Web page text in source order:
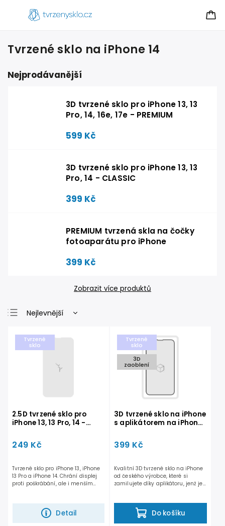
Tvrzené sklo na iPhone 14
Nejprodávanější
3D tvrzené sklo pro iPhone 13, 13
Pro, 14, 16e, 17e - PREMIUM
599 Kč
3D tvrzené sklo pro iPhone 13, 13
Pro, 14 - CLASSIC
399 Kč
PREMIUM tvrzená skla na čočky
fotoaparátu pro iPhone
399 Kč
Zobrazit více produktů
Nejlevnější
Nejprodávanější
Abecedně
Tvrzené
sklo
2.5D tvrzené sklo pro
iPhone 13, 13 Pro, 14 -
249 Kč
Detail
Tvrzené sklo pro iPhone 13, iPhone
13 Pro a iPhone 14. Chrání displej
proti poškrábání, ale i menším
Tvrzené
sklo
3D
zaoblení
3D tvrzené sklo na iPhone
s aplikátorem na iPhone
399 Kč
Do košíku
Kvalitní 3D tvrzené sklo na iPhone
od českého výrobce, které si
zamilujete díky aplikátoru, jenž je